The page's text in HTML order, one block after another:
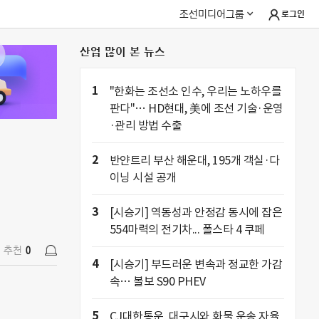
조선미디어그룹 로그인
추천 0
산업 많이 본 뉴스